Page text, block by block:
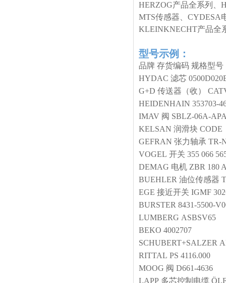
HERZOG产品全系列、
MTS传感器、CYDESA
KLEINKNECHT产品全
型号示例：
品牌 存货编码 规格型号
HYDAC 滤芯
G+D 传送器（收）
HEIDENHAIN 353703-
IMAV 阀 SBLZ-06A-
KELSAN 润滑块 CODE
GEFRAN 张力轴承 TR-
VOGEL 开关 355 066
DEMAG 电机 ZBR 180
BUEHLER 油位传感器
EGE 接近开关 IGMF
BURSTER 8431-5500-
LUMBERG ASBSV65
BEKO 4002707
SCHUBERT+SALZER
RITTAL PS 4116.000
MOOG 阀 D661-4636
LAPP 多芯控制电缆